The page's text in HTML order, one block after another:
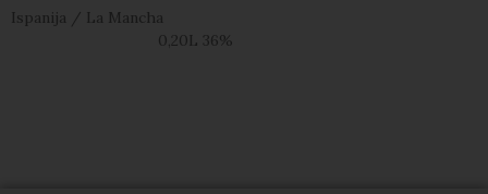
Ispanija / La Mancha
0,20L 36%